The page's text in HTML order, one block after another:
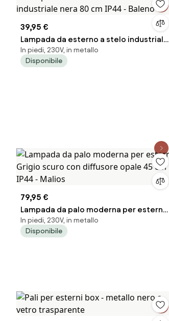
39,95 €
Lampada da esterno a stelo industriale
nera 80 cm IP44 - Baleno
In piedi, 230V, in metallo
Disponibile
79,95 €
Lampada da palo moderna per esterni
Grigio scuro con diffusore opale 45
cm IP44 - Malios
In piedi, 230V, in metallo
Disponibile